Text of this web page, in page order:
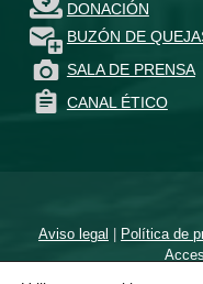
DONACIÓN
BUZÓN DE
SALA DE PRENSA
CANAL ÉTICO
Aviso legal | Política de